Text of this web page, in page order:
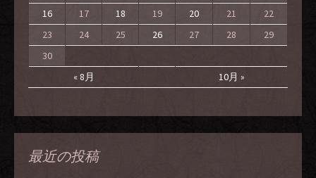
« 8月 10月 »
16
17 18 19 20 21
22
23
24 25 26 27 28
29
30
最近の投稿